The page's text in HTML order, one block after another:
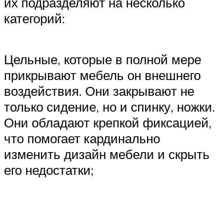
категорий:
Цельные, которые в полной мере
прикрывают мебель он внешнего
воздействия. Они закрывают не
только сидение, но и спинку, ножки.
Они обладают крепкой фиксацией,
что помогает кардинально
изменить дизайн мебели и скрыть
его недостатки;